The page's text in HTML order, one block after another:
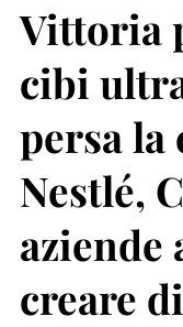
Vittoria
cibi
persa la
Nestlé,
aziende
creare